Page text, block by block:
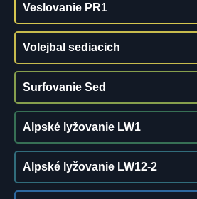
Veslovanie PR1
Volejbal sediacich
Surfovanie Sed
Alpské lyžovanie LW1
Alpské lyžovanie LW12-2